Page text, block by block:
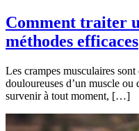
Comment traiter
méthodes efficaces
Les crampes musculaires
douloureuses d’un muscle ou
survenir à tout moment, […]